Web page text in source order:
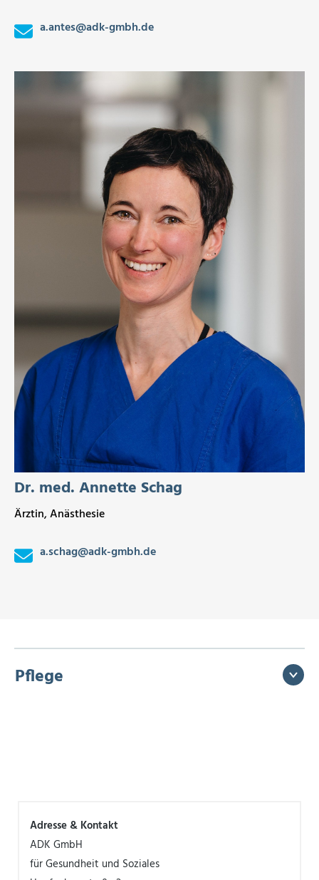
a.antes@adk-gmbh.de
Dr. med. Annette Schag
Ärztin, Anästhesie
a.schag@adk-gmbh.de
Pflege
Adresse & Kontakt
ADK GmbH
für Gesundheit und Soziales